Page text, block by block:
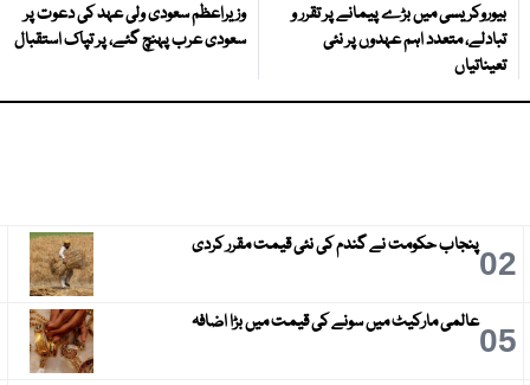
بیوروکریسی میں بڑے پیمانے پر تقرر و
تبادلے، متعدد اہم عہدوں پر نئی
تعیناتیاں
وزیراعظم سعودی ولی عہد کی دعوت پر
سعودی عرب پہنچ گئے، پر تپاک استقبال
02پنجاب حکومت نے گندم کی نئی قیمت مقرر کردی
05عالمی مارکیٹ میں سونے کی قیمت میں بڑا اضافہ